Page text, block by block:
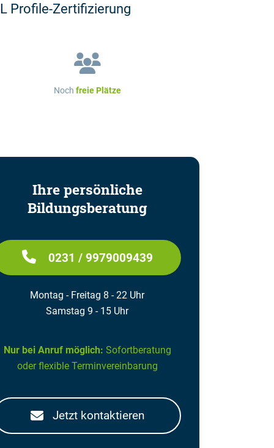
Profile-Zertifizierung
Noch freie Plätze
Ihre persönliche
Bildungsberatung
0231 / 9979009439
Montag - Freitag 8 - 22 Uhr
Samstag 9 - 15 Uhr
Nur bei Anruf möglich: Sofortberatung
oder flexible Terminvereinbarung
Jetzt kontaktieren